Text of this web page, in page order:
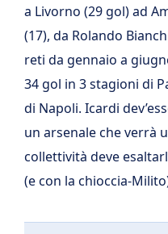
a Livorno (29 gol) ad
(17), da Rolando
reti da gennaio a
34 gol in 3 stagioni di
di Napoli. Icardi
un arsenale che verrà
collettività deve
(e con la chioccia-